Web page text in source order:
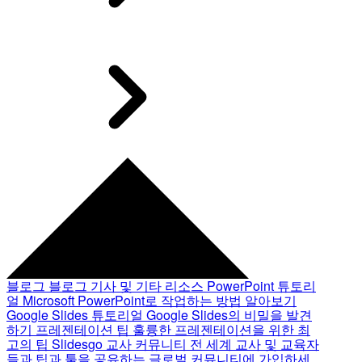
블로그 블로그 기사 및 기타 리소스 PowerPoint 튜토리
얼 Microsoft PowerPoint로 작업하는 방법 알아보기
Google Slides 튜토리얼 Google Slides의 비밀을 발견
하기 프레젠테이션 팁 훌륭한 프레젠테이션을 위한 최
고의 팁 Slidesgo 교사 커뮤니티 전 세계 교사 및 교육자